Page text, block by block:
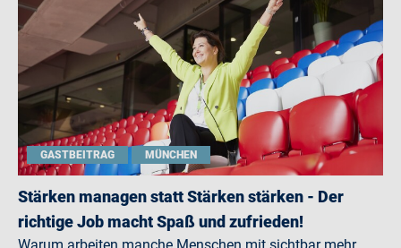
GASTBEITRAG MÜNCHEN
Stärken managen statt Stärken stärken - Der
richtige Job macht Spaß und zufrieden!